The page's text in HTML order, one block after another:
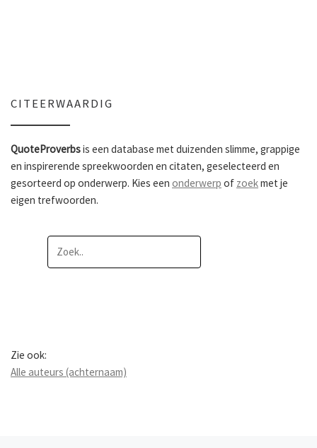
CITEERWAARDIG
QuoteProverbsis een database met duizenden slimme, grappige
en inspirerende spreekwoorden en citaten, geselecteerd en
gesorteerd op onderwerp. Kies een onderwerp of zoekmet je
eigen trefwoorden.
Zie ook:
Alle auteurs (achternaam)